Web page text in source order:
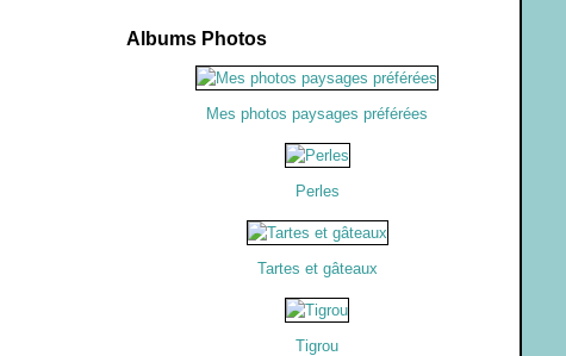
Albums Photos
Mes photos paysages préférées
Perles
Tartes et gâteaux
Tigrou